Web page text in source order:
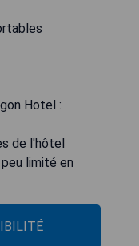
Hotel :
de l'hôtel
limité en